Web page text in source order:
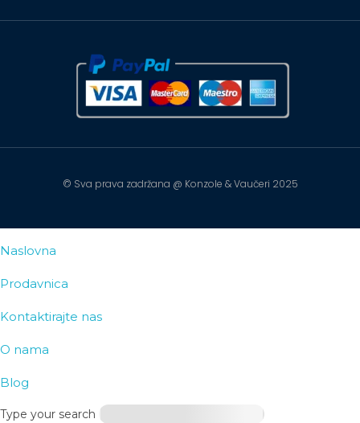
© Sva prava zadržana @ Konzole & Vaučeri 2025
Naslovna
Prodavnica
Kontaktirajte nas
O nama
Blog
Type your search